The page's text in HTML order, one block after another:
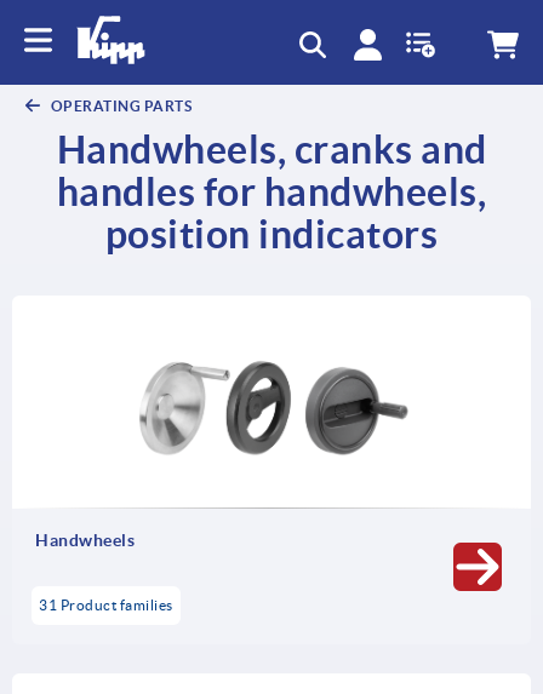
OPERATING PARTS
Handwheels, cranks and
handles for handwheels,
position indicators
Handwheels
31 Product families